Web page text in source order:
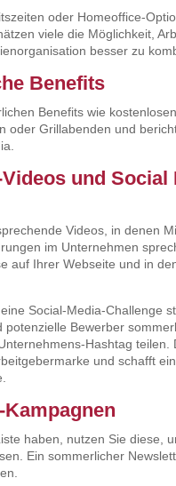
oder Homeoffice-
viele die Möglichkeit,
besser zu
Benefits
Benefits wie
oder Grillabenden und
und Social
Videos, in denen
im Unternehmen
auf Ihrer Webseite und in
Social-Media-Challenge
Bewerber
Hashtag teilen.
und schafft
haben, nutzen Sie diese,
Ein sommerlicher